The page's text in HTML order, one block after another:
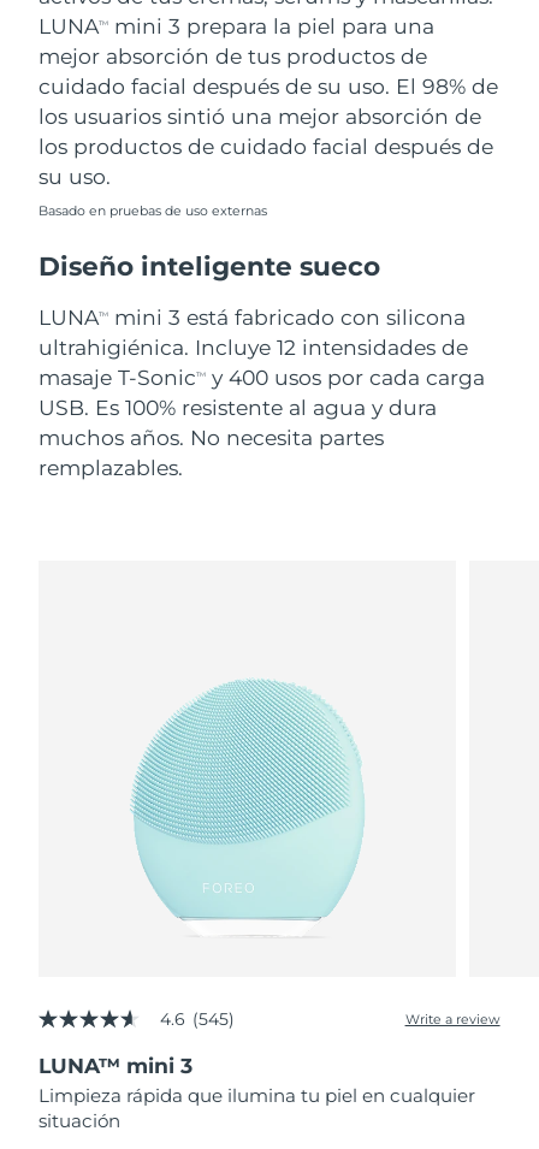
LUNATM
mini 3 prepara la piel para una
mejor absorción de tus productos de
cuidado facial después de su uso. El 98% de
los usuarios sintió una mejor absorción de
los productos de cuidado facial después de
su uso.
Basado en pruebas de uso externas
Diseño inteligente sueco
LUNATM
mini 3 está fabricado con silicona
ultrahigiénica. Incluye 12 intensidades de
masaje T-SonicTM
y 400 usos por cada carga
USB. Es 100% resistente al agua y dura
muchos años. No necesita partes
remplazables.
4.6
of
5
stars,
average
4.6 (545) Write a review
LUNA™ mini 3
Limpieza rápida que ilumina tu piel en cualquier
situación